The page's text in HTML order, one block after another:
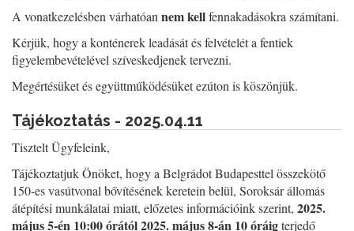
A vonatkezelésben várhatóan nem kellfennakadásokra számítani.
Kérjük, hogy a konténerek leadását és felvételét a fentiek
figyelembevételével szíveskedjenek tervezni.
Megértésüket és együttműködésüket ezúton is köszönjük.
Tájékoztatás - 2025.04.11
Tisztelt Ügyfeleink,
Tájékoztatjuk Önöket, hogy a Belgrádot Budapesttel összekötő
150-es vasútvonal bővítésének keretein belül, Soroksár állomás
átépítési munkálatai miatt, előzetes információink szerint, 2025.
május 5-én 10:00 órától 2025. május 8-án 10 óráigterjedő